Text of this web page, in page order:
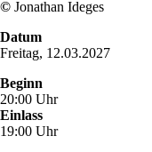
© Jonathan Ideges
Datum
Freitag, 12.03.2027
Beginn
20:00 Uhr
Einlass
19:00 Uhr